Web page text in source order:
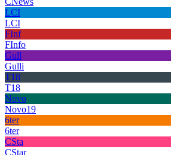
LCI
LCI
FInf
FInfo
Gull
Gulli
T18
T18
Novo
Novo19
6ter
6ter
CSta
CStar